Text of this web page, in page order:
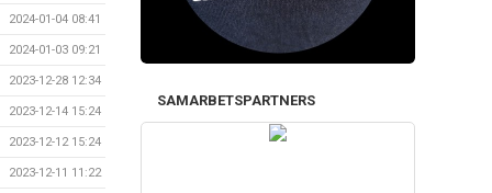
2024-01-04 08:41
2024-01-03 09:21
2023-12-28 12:34
2023-12-14 15:24
2023-12-12 15:24
2023-12-11 11:22
SAMARBETSPARTNERS